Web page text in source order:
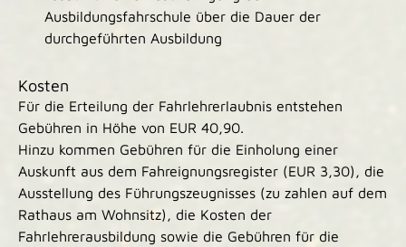
Ausbildungsfahrschule über die Dauer der
durchgeführten Ausbildung
Kosten
Für die Erteilung der Fahrlehrerlaubnis entstehen
Gebühren in Höhe von EUR 40,90.
Hinzu kommen Gebühren für die Einholung einer
Auskunft aus dem Fahreignungsregister (EUR 3,30), die
Ausstellung des Führungszeugnisses (zu zahlen auf dem
Rathaus am Wohnsitz), die Kosten der
Fahrlehrerausbildung sowie die Gebühren für die